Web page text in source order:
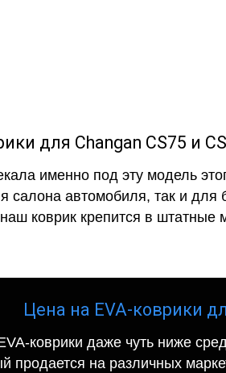
именно под эту модель
салона автомобиля, так и для
наш коврик крепится в штатные
Цена на EVA-коврики
коврики даже чуть ниже
продается на различных